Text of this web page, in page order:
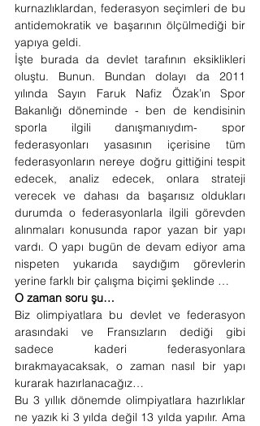
kurnazlıklardan, federasyon seçimleri de bu
antidemokratik ve başarının ölçülmediği bir
yapıya geldi.
İşte burada da devlet tarafının eksiklikleri
oluştu. Bunun. Bundan dolayı da 2011
yılında Sayın Faruk Nafiz Özak’ın Spor
Bakanlığı döneminde - ben de kendisinin
sporla ilgili danışmanıydım- spor
federasyonları yasasının içerisine tüm
federasyonların nereye doğru gittiğini tespit
edecek, analiz edecek, onlara strateji
verecek ve dahası da başarısız oldukları
durumda o federasyonlarla ilgili görevden
alınmaları konusunda rapor yazan bir yapı
vardı. O yapı bugün de devam ediyor ama
nispeten yukarıda saydığım görevlerin
yerine farklı bir çalışma biçimi şeklinde …
O zaman soru şu…
Biz olimpiyatlara bu devlet ve federasyon
arasındaki ve Fransızların dediği gibi
sadece kaderi federasyonlara
bırakmayacaksak, o zaman nasıl bir yapı
kurarak hazırlanacağız…
Bu 3 yıllık dönemde olimpiyatlara hazırlıklar
ne yazık ki 3 yılda değil 13 yılda yapılır. Ama